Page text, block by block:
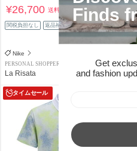
¥26,700送料込
関税負担なし 返品補償
Nike
PERSONAL SHOPPER
La Risata
タイムセール